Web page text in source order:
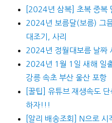
[2024년 삼복] 초복 중복
2024년 보름달(보름) 그
대조기, 사리
2024년 정월대보름 날짜
2024년 1월 1일 새해 일
강릉 속초 부산 울산 포항
[꿀팁] 유튜브 재생속도
하자!!!
[알리 배송조회] N으로 시